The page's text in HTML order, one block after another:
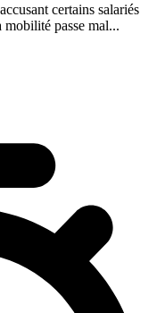
certains salariés
passe mal...